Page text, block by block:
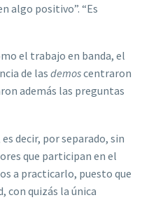
algo positivo”. “Es
el trabajo en banda, el
de las demoscentraron
además las preguntas
es decir, por separado, sin
que participan en el
a practicarlo, puesto que
con quizás la única